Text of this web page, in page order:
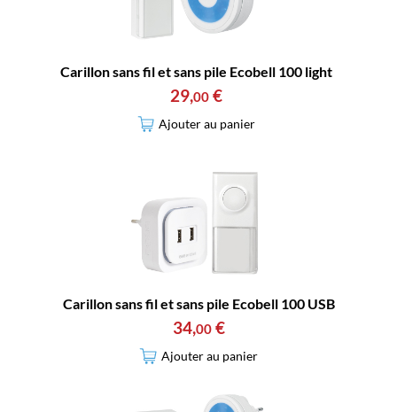
Carillon sans fil et sans pile Ecobell 100 light
29,00 €
Ajouter au panier
Carillon sans fil et sans pile Ecobell 100 USB
34,00 €
Ajouter au panier